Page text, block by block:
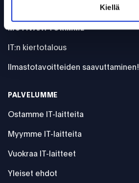
Kiellä
MOTIVAATTORIMME
IT:n kiertotalous
Ilmastotavoitteiden saavuttaminen!
PALVELUMME
Ostamme IT-laitteita
Myymme IT-laitteita
Vuokraa IT-laitteet
Yleiset ehdot